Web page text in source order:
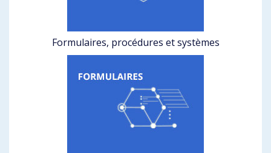
Formulaires, procédures et systèmes